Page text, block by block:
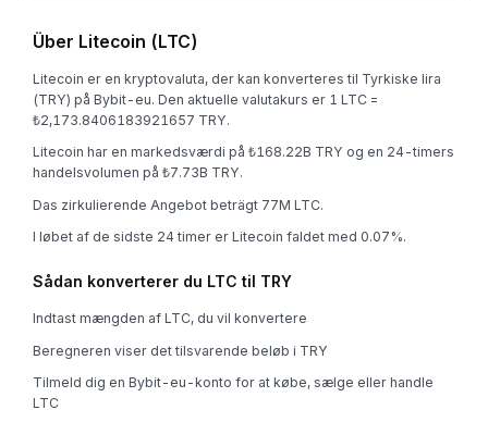
Über Litecoin (LTC)
Litecoin er en kryptovaluta, der kan konverteres til Tyrkiske lira
(TRY) på Bybit-eu. Den aktuelle valutakurs er 1 LTC =
₺2,173.8406183921657 TRY.
Litecoin har en markedsværdi på ₺168.22B TRY og en 24-timers
handelsvolumen på ₺7.73B TRY.
Das zirkulierende Angebot beträgt 77M LTC.
I løbet af de sidste 24 timer er Litecoin faldet med 0.07%.
Sådan konverterer du LTC til TRY
Indtast mængden af LTC, du vil konvertere
Beregneren viser det tilsvarende beløb i TRY
Tilmeld dig en Bybit-eu-konto for at købe, sælge eller handle
LTC